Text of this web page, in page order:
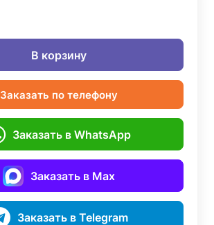
В корзину
Заказать по телефону
Заказать в WhatsApp
Заказать в Max
Заказать в Telegram